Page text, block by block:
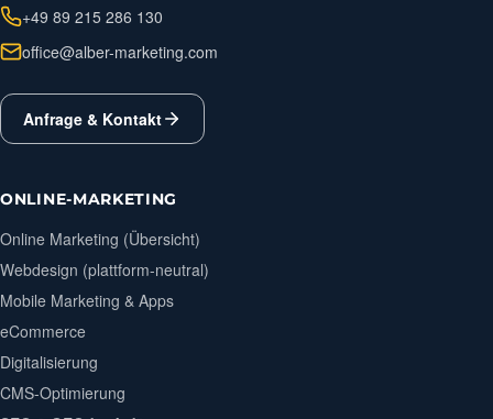
+49 89 215 286 130
office@alber-marketing.com
Anfrage & Kontakt
ONLINE-MARKETING
Online Marketing (Übersicht)
Webdesign (plattform-neutral)
Mobile Marketing & Apps
eCommerce
Digitalisierung
CMS-Optimierung